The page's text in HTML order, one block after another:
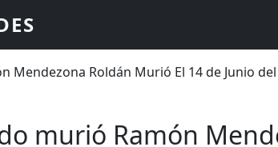
enlaces de ayuda
Mendezona Roldán Murió El 14 de Junio del
murió Ramón